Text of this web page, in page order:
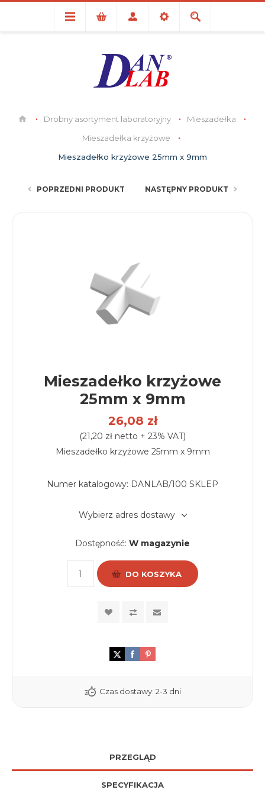
Drobny asortyment laboratoryjny
Mieszadełka
Mieszadełka krzyżowe
Mieszadełko krzyżowe 25mm x 9mm
POPRZEDNI PRODUKT NASTĘPNY PRODUKT
Mieszadełko krzyżowe
25mm x 9mm
26,08 zł
(21,20 zł netto + 23% VAT)
Mieszadełko krzyżowe 25mm x 9mm
Numer katalogowy: DANLAB/100 SKLEP
Wybierz adres dostawy
Dostępność: W magazynie
DO KOSZYKA
Czas dostawy: 2-3 dni
PRZEGLĄD
SPECYFIKACJA